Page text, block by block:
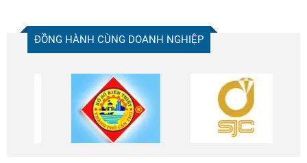
ĐỒNG HÀNH CÙNG DOANH NGHIỆP